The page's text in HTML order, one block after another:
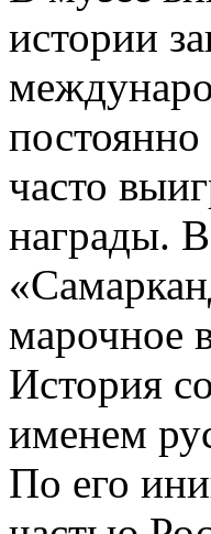
истории
часто
награды.
марочное
История
именем
По его